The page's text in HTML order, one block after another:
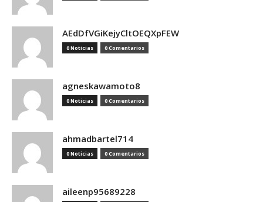
AEdDfVGiKejyCltOEQXpFEW
0 Noticias 0 Comentarios
agneskawamoto8
0 Noticias 0 Comentarios
ahmadbartel714
0 Noticias 0 Comentarios
aileenp95689228